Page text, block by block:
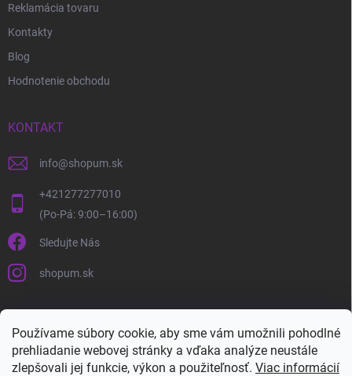
Používame súbory cookie, aby sme vám umožnili pohodlné
prehliadanie webovej stránky a vďaka analýze neustále
zlepšovali jej funkcie, výkon a použiteľnosť. Viac informácií
Reklamácia tovaru
Kontakty
Blog
Hodnotenie obchodu
KONTAKT
info@shopum.sk
+421277277010
Sledujte Nás
shopum.sk